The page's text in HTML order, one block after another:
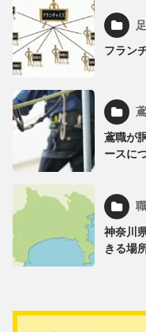
フラン
鳶職が
ースに
神奈川
きる場